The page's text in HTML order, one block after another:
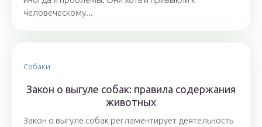
человеческому...
Собаки
Закон о выгуле собак: правила содержания
животных
Закон о выгуле собак регламентирует деятельность